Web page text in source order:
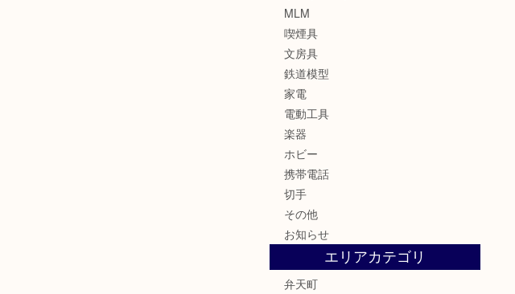
MLM
喫煙具
文房具
鉄道模型
家電
電動工具
楽器
ホビー
携帯電話
切手
その他
お知らせ
エリアカテゴリ
弁天町